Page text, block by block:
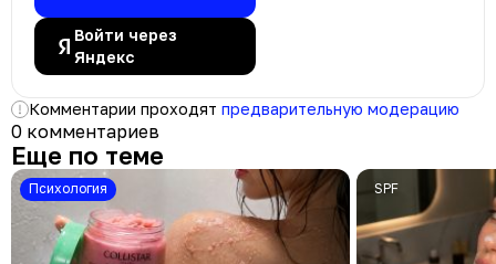
Войти через
Яндекс
Комментарии проходят предварительную модерацию
0 комментариев
Еще по теме
психология SPF